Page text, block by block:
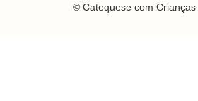
© Catequese com